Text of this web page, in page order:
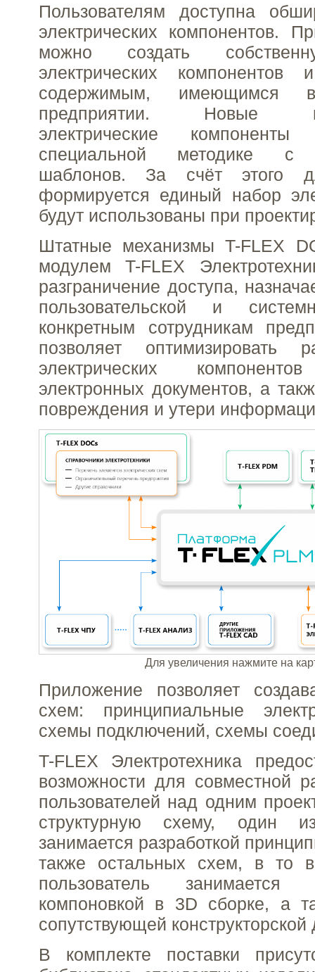
Пользователям доступна
электрических компонентов.
можно создать
электрических
содержимым, имеющимся
предприятии. Новые
электрические
специальной методике с
шаблонов. За счёт этого
формируется единый набор
будут использованы при
Штатные механизмы T-FLEX
модулем T-FLEX
разграничение доступа,
пользовательской и
конкретным сотрудникам
позволяет оптимизировать
электрических
электронных документов, а
повреждения и утери
Для увеличения нажмите на
Приложение позволяет
схем: принципиальные
схемы подключений, схемы
T-FLEX Электротехника
возможности для совместной
пользователей над одним
структурную схему, один
занимается разработкой
также остальных схем, в то
пользователь занимается
компоновкой в 3D сборке, а
сопутствующей
В комплекте поставки